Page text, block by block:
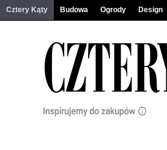
Cztery Kąty Budowa Ogrody Design